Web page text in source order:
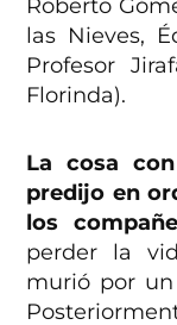
Roberto
las Nieves,
Profesor
Florinda).
La cosa
predijo en
los
perder la
murió por un